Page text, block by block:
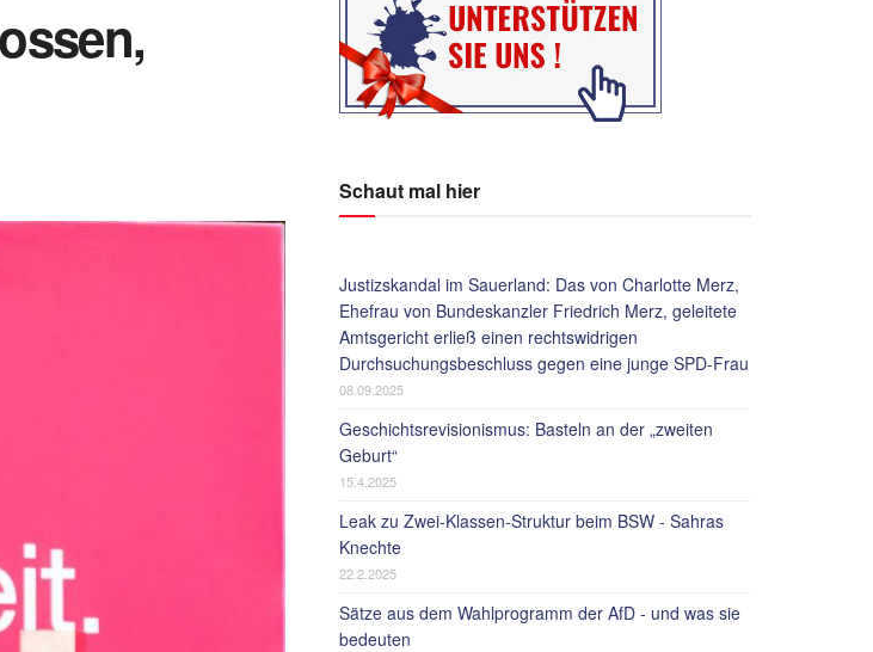
Schaut mal hier
Justizskandal im Sauerland: Das von Charlotte Merz,
Ehefrau von Bundeskanzler Friedrich Merz, geleitete
Amtsgericht erließ einen rechtswidrigen
Durchsuchungsbeschluss gegen eine junge SPD-Frau
08.09.2025
Geschichtsrevisionismus: Basteln an der „zweiten
Geburt“
15.4.2025
Leak zu Zwei-Klassen-Struktur beim BSW - Sahras
Knechte
22.2.2025
Sätze aus dem Wahlprogramm der AfD - und was sie
bedeuten